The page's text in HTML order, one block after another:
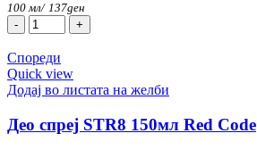
100 мл/ 137ден
Крема
Afrodita
150мл
Calendula
Nutri
количина
Спореди
Quick view
Додај во листата на желби
Део спреј STR8 150мл Red Code